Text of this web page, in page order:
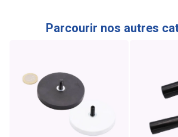
Parcourir nos autres